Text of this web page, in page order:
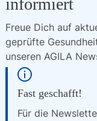
informiert
Freue Dich auf
geprüfte
unseren AGILA
Fast geschafft!
Für die